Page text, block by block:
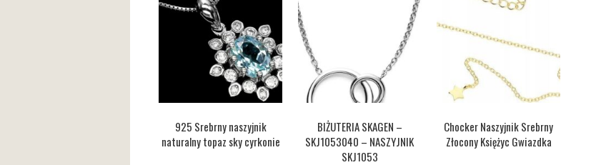
925 Srebrny naszyjnik
naturalny topaz sky cyrkonie
BIŻUTERIA SKAGEN –
SKJ1053040 – NASZYJNIK
SKJ1053
Chocker Naszyjnik Srebrny
Złocony Księżyc Gwiazdka